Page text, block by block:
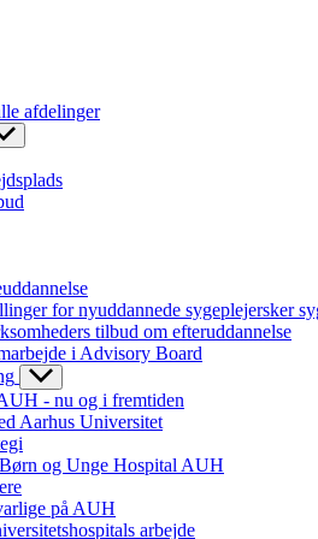
afdelinger
for nyuddannede sygeplejersker
tilbud om efteruddannelse
i Advisory Board
- nu og i fremtiden
Aarhus Universitet
og Unge Hospital AUH
på AUH
arbejde